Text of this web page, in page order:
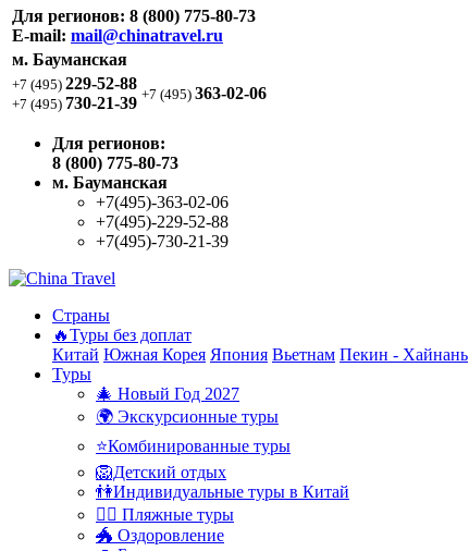
Для регионов: 8 (800) 775-80-73
E-mail: mail@chinatravel.ru
м. Бауманская
+7 (495) 229-52-88
+7 (495) 730-21-39 +7 (495) 363-02-06
Для регионов:
8 (800) 775-80-73
м. Бауманская
+7(495)-363-02-06
+7(495)-229-52-88
+7(495)-730-21-39
Страны
🔥Туры без доплат
Китай Южная Корея Япония Вьетнам Пекин - Хайнань
Туры
🎄 Новый Год 2027
🌍 Экскурсионные туры
⭐Комбинированные туры
🦁Детский отдых
👫Индивидуальные туры в Китай
🏊‍♂ Пляжные туры
🐲 Оздоровление